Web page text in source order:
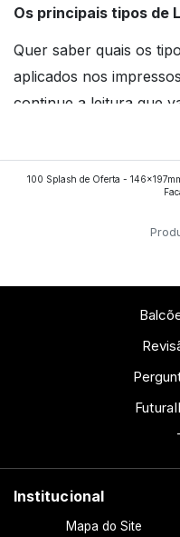
Os principais tipos de
Quer saber quais os
aplicados nos
continue a leitura que
100 Splash de Oferta -
Institucional
Mapa do Site